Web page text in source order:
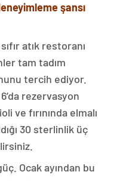
şansı
atık restoranı
tam tadım
tercih ediyor.
rezervasyon
ve fırınında elmalı
30 sterlinlik üç
Ocak ayından bu